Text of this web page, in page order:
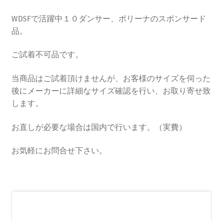
WDSFで活躍中１０ダンサー、ポリーナのスポンサード
品。
ご試着不可品です。
当商品はご試着頂けませんが、お客様のサイズを伺った
後にメーカーに詳細なサイズ確認を行い、お取り寄せ致
します。
お直しが必要な場合は国内で行います。（実費）
お気軽にお問合せ下さい。